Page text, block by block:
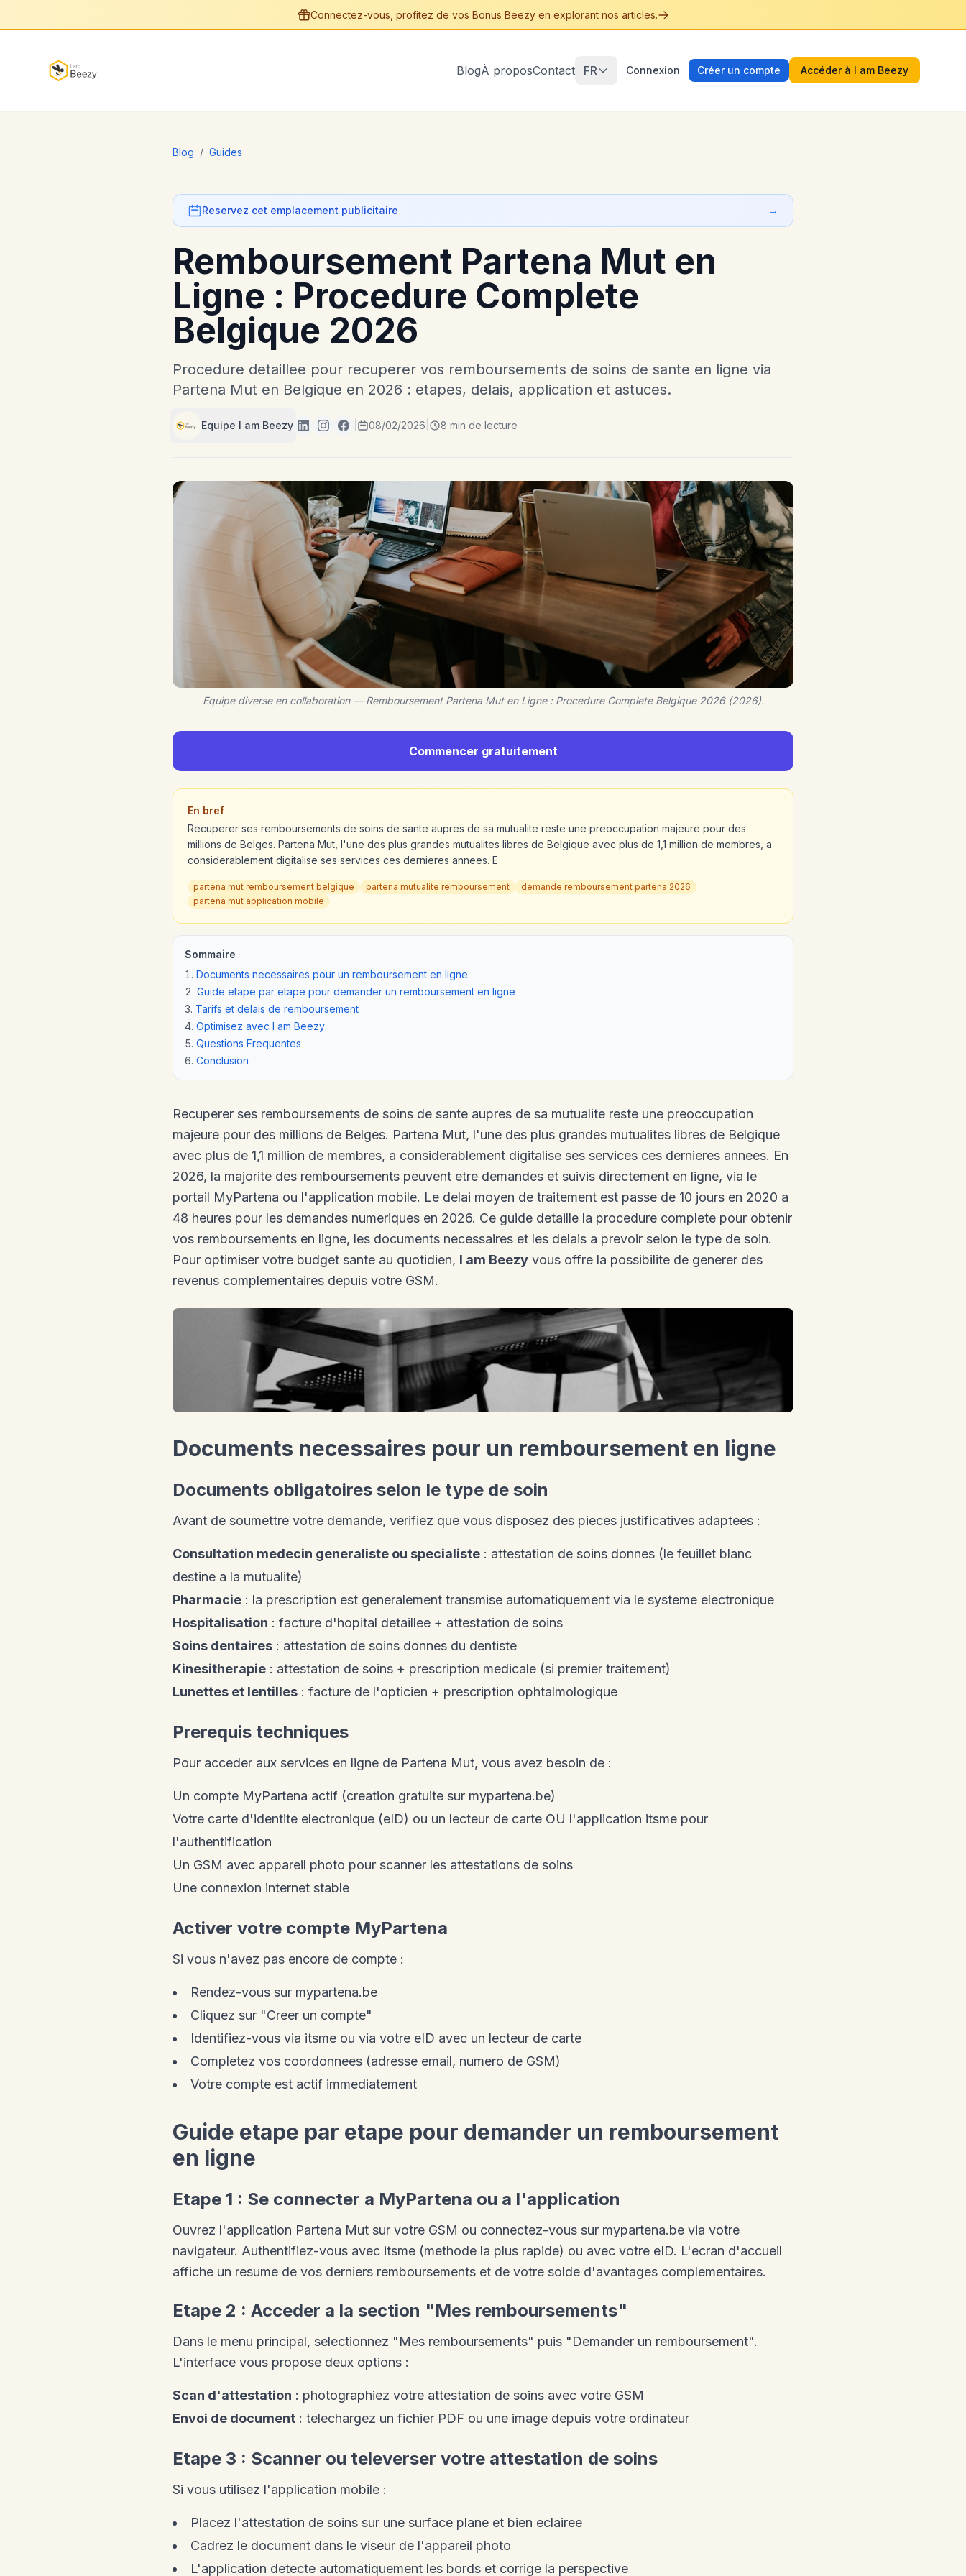
Connectez-vous, profitez de vos Bonus Beezy en explorant nos articles.
BlogÀ proposContact FR Connexion Créer un compte Accéder à I am Beezy
Blog / Guides
Reservez cet emplacement publicitaire →
Remboursement Partena Mut en
Ligne : Procedure Complete
Belgique 2026
Procedure detaillee pour recuperer vos remboursements de soins de sante en ligne via
Partena Mut en Belgique en 2026 : etapes, delais, application et astuces.
Equipe I am Beezy 08/02/2026 8 min de lecture
Equipe diverse en collaboration — Remboursement Partena Mut en Ligne : Procedure Complete Belgique 2026 (2026).
Commencer gratuitement
En bref
Recuperer ses remboursements de soins de sante aupres de sa mutualite reste une preoccupation majeure pour des
millions de Belges. Partena Mut, l'une des plus grandes mutualites libres de Belgique avec plus de 1,1 million de membres, a
considerablement digitalise ses services ces dernieres annees. E
partena mut remboursement belgique partena mutualite remboursement
demande remboursement partena 2026
partena mut application mobile
Sommaire
Documents necessaires pour un remboursement en ligne
Guide etape par etape pour demander un remboursement en ligne
Tarifs et delais de remboursement
Optimisez avec I am Beezy
Questions Frequentes
Conclusion
Recuperer ses remboursements de soins de sante aupres de sa mutualite reste une preoccupation
majeure pour des millions de Belges. Partena Mut, l'une des plus grandes mutualites libres de Belgique
avec plus de 1,1 million de membres, a considerablement digitalise ses services ces dernieres annees. En
2026, la majorite des remboursements peuvent etre demandes et suivis directement en ligne, via le
portail MyPartena ou l'application mobile. Le delai moyen de traitement est passe de 10 jours en 2020 a
48 heures pour les demandes numeriques en 2026. Ce guide detaille la procedure complete pour obtenir
vos remboursements en ligne, les documents necessaires et les delais a prevoir selon le type de soin.
Pour optimiser votre budget sante au quotidien, I am Beezy vous offre la possibilite de generer des
revenus complementaires depuis votre GSM.
Documents necessaires pour un remboursement en ligne
Documents obligatoires selon le type de soin
Avant de soumettre votre demande, verifiez que vous disposez des pieces justificatives adaptees :
Consultation medecin generaliste ou specialiste : attestation de soins donnes (le feuillet blanc
destine a la mutualite)
Pharmacie : la prescription est generalement transmise automatiquement via le systeme electronique
Hospitalisation : facture d'hopital detaillee + attestation de soins
Soins dentaires : attestation de soins donnes du dentiste
Kinesitherapie : attestation de soins + prescription medicale (si premier traitement)
Lunettes et lentilles : facture de l'opticien + prescription ophtalmologique
Prerequis techniques
Pour acceder aux services en ligne de Partena Mut, vous avez besoin de :
Un compte MyPartena actif (creation gratuite sur mypartena.be)
Votre carte d'identite electronique (eID) ou un lecteur de carte OU l'application itsme pour
l'authentification
Un GSM avec appareil photo pour scanner les attestations de soins
Une connexion internet stable
Activer votre compte MyPartena
Si vous n'avez pas encore de compte :
Rendez-vous sur mypartena.be
Cliquez sur "Creer un compte"
Identifiez-vous via itsme ou via votre eID avec un lecteur de carte
Completez vos coordonnees (adresse email, numero de GSM)
Votre compte est actif immediatement
Guide etape par etape pour demander un remboursement
en ligne
Etape 1 : Se connecter a MyPartena ou a l'application
Ouvrez l'application Partena Mut sur votre GSM ou connectez-vous sur mypartena.be via votre
navigateur. Authentifiez-vous avec itsme (methode la plus rapide) ou avec votre eID. L'ecran d'accueil
affiche un resume de vos derniers remboursements et de votre solde d'avantages complementaires.
Etape 2 : Acceder a la section "Mes remboursements"
Dans le menu principal, selectionnez "Mes remboursements" puis "Demander un remboursement".
L'interface vous propose deux options :
Scan d'attestation : photographiez votre attestation de soins avec votre GSM
Envoi de document : telechargez un fichier PDF ou une image depuis votre ordinateur
Etape 3 : Scanner ou televerser votre attestation de soins
Si vous utilisez l'application mobile :
Placez l'attestation de soins sur une surface plane et bien eclairee
Cadrez le document dans le viseur de l'appareil photo
L'application detecte automatiquement les bords et corrige la perspective